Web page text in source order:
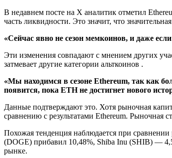
В недавнем посте на X аналитик отметил
часть ликвидности. Это значит, что
«Сейчас явно не сезон мемкоинов, и даже
Эти изменения совпадают с мнением других
затмевает другие категории альткоинов .
«Мы находимся в сезоне Ethereum, так как
появится, пока ETH не достигнет нового
Данные подтверждают это. Хотя рыночная
сравнению с результатами Ethereum. Рыночная
Похожая тенденция наблюдается при
(DOGE) прибавил 10,48%, Shiba Inu (SHIB) —
рынке.